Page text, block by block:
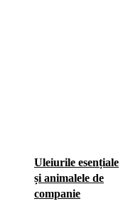
Uleiurile esențiale
și animalele de
companie